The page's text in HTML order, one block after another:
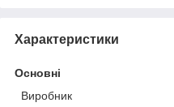
Характеристики
Основні
Виробник